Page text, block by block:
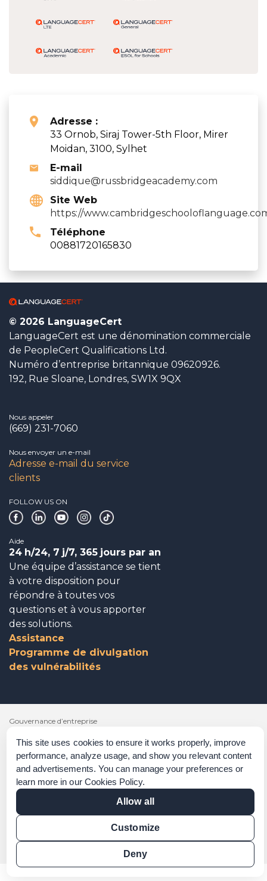
This site uses cookies to ensure it works properly, improve
performance, analyze usage, and show you relevant content
and advertisements. You can manage your preferences or
learn more in our Cookies Policy.
Allow all
Customize
Deny
Adresse :
33 Ornob, Siraj Tower-5th Floor, Mirer
Moidan, 3100, Sylhet
E-mail
siddique@russbridgeacademy.com
Site Web
https://
Téléphone
00881720165830
© 2026 LanguageCert
LanguageCert est une dénomination commerciale
de PeopleCert Qualifications Ltd.
Numéro d’entreprise britannique 09620926.
192, Rue Sloane, Londres, SW1X 9QX
Nous appeler
(669) 231-7060
Nous envoyer un e-mail
Adresse e-mail du service
clients
FOLLOW US ON
Aide
24 h/24, 7 j/7, 365 jours par an
Une équipe d’assistance se tient
à votre disposition pour
répondre à toutes vos
questions et à vous apporter
des solutions.
Assistance
Programme de divulgation
des vulnérabilités
Gouvernance d’entreprise
Reconnaissances
Politiques et procédures
Déclaration sur l’esclavage moderne
Vérification de certification